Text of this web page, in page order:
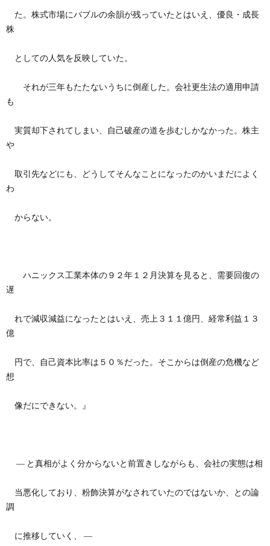
た。株式市場にバブルの余韻が残っていたとはいえ、優良・成長
株
としての人気を反映していた。
それが三年もたたないうちに倒産した。会社更生法の適用申請
も
実質却下されてしまい、自己破産の道を歩むしかなかった。株主
や
取引先などにも、どうしてそんなことになったのかいまだによく
わ
からない。
ハニックス工業本体の９２年１２月決算を見ると、需要回復の
遅
れで減収減益になったとはいえ、売上３１１億円、経常利益１３
億
円で、自己資本比率は５０％だった。そこからは倒産の危機など
想
像だにできない。』
― と真相がよく分からないと前置きしながらも、会社の実態は相
当悪化しており、粉飾決算がなされていたのではないか、との論
調
に推移していく、 ―